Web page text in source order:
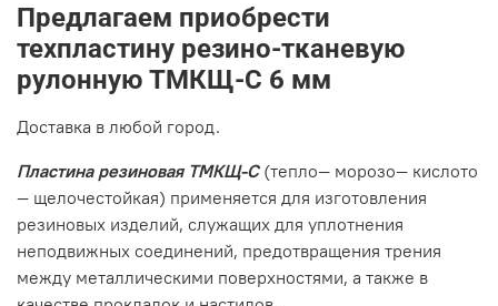
Предлагаем приобрести
техпластину резино-тканевую
рулонную ТМКЩ-С 6 мм
Доставка в любой город.
Пластина резиновая ТМКЩ-С(тепло— морозо— кислото
— щелочестойкая) применяется для изготовления
резиновых изделий, служащих для уплотнения
неподвижных соединений, предотвращения трения
между металлическими поверхностями, а также в